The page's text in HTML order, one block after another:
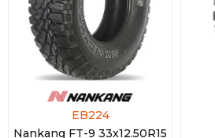
EB224
Nankang FT-9 33x12.50R15